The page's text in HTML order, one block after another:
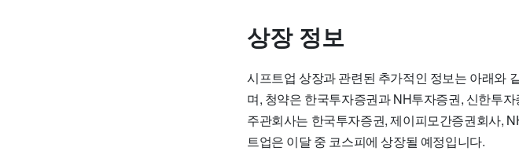
상장 정보
시프트업 상장과 관련된 추가적인 정보는 아래와
며, 청약은 한국투자증권과 NH투자증권, 신한투
주관회사는 한국투자증권, 제이피모간증권회사,
트업은 이달 중 코스피에 상장될 예정입니다.